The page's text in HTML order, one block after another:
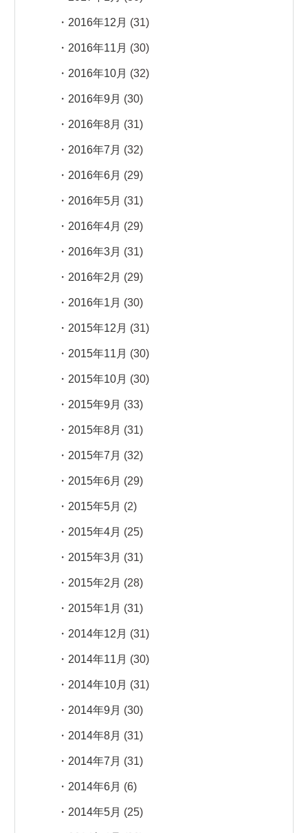
2016年12月 (31)
2016年11月 (30)
2016年10月 (32)
2016年9月 (30)
2016年8月 (31)
2016年7月 (32)
2016年6月 (29)
2016年5月 (31)
2016年4月 (29)
2016年3月 (31)
2016年2月 (29)
2016年1月 (30)
2015年12月 (31)
2015年11月 (30)
2015年10月 (30)
2015年9月 (33)
2015年8月 (31)
2015年7月 (32)
2015年6月 (29)
2015年5月 (2)
2015年4月 (25)
2015年3月 (31)
2015年2月 (28)
2015年1月 (31)
2014年12月 (31)
2014年11月 (30)
2014年10月 (31)
2014年9月 (30)
2014年8月 (31)
2014年7月 (31)
2014年6月 (6)
2014年5月 (25)